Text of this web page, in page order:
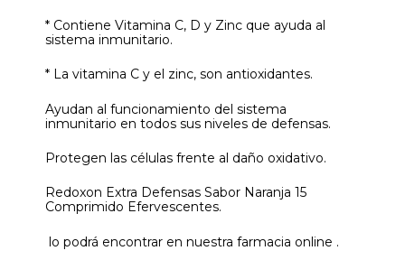
* Contiene Vitamina C, D y Zinc que ayuda al
sistema inmunitario.
* La vitamina C y el zinc, son antioxidantes.
Ayudan al funcionamiento del sistema
inmunitario en todos sus niveles de defensas.
Protegen las células frente al daño oxidativo.
Redoxon Extra Defensas Sabor Naranja 15
Comprimido Efervescentes.
lo podrá encontrar en nuestra farmacia online .